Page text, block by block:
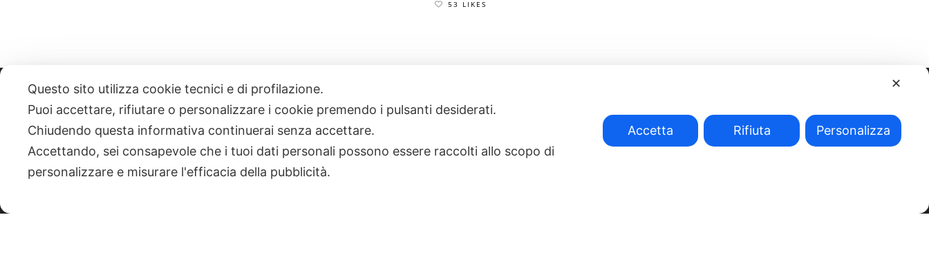
53 LIKES
| NEWSLETTER
|
✕
Questo sito utilizza cookie tecnici e di profilazione.
Puoi accettare, rifiutare o personalizzare i cookie premendo i pulsanti desiderati.
Chiudendo questa informativa continuerai senza accettare.
Accettando, sei consapevole che i tuoi dati personali possono essere raccolti allo scopo di
personalizzare e misurare l'efficacia della pubblicità.
Accetta Rifiuta Personalizza